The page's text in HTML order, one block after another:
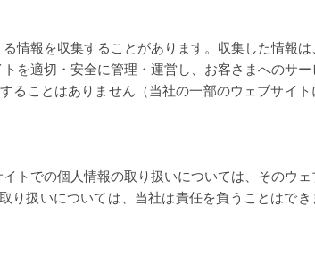
情報を収集することがあります。収集した情報は
を適切・安全に管理・運営し、お客さまへのサー
ることはありません（当社の一部のウェブサイト
トでの個人情報の取り扱いについては、そのウェ
り扱いについては、当社は責任を負うことはでき